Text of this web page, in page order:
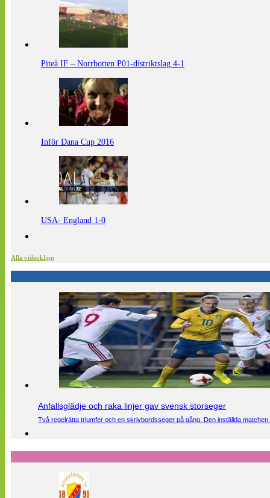
Piteå IF – Norrbotten P01-distriktslag 4-1
Inför Dana Cup 2016
USA- England 1-0
Alla videoklipp
Anfallsglädje och raka linjer gav svensk storseger
Två regelrätta triumfer och en skrivbordsseger på gång. Den inställda